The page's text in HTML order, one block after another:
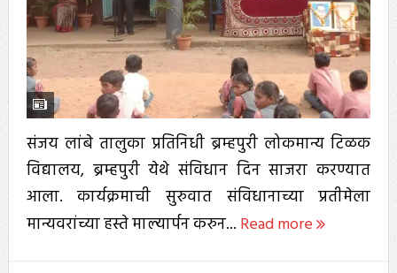
संजय लांबे तालुका प्रतिनिधी ब्रम्हपुरी लोकमान्य टिळक
विद्यालय, ब्रम्हपुरी येथे संविधान दिन साजरा करण्यात
आला. कार्यक्रमाची सुरुवात संविधानाच्या प्रतीमेला
मान्यवरांच्या हस्ते माल्यार्पन करुन... Read more